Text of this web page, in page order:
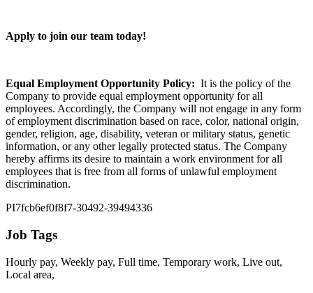
Apply to join our team today!
Equal Employment Opportunity Policy: It is the policy of the
Company to provide equal employment opportunity for all
employees. Accordingly, the Company will not engage in any form
of employment discrimination based on race, color, national origin,
gender, religion, age, disability, veteran or military status, genetic
information, or any other legally protected status. The Company
hereby affirms its desire to maintain a work environment for all
employees that is free from all forms of unlawful employment
discrimination.
PI7fcb6ef0f8f7-30492-39494336
Job Tags
Hourly pay, Weekly pay, Full time, Temporary work, Live out,
Local area,